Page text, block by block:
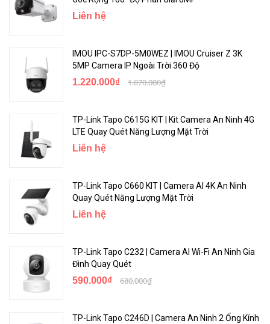
Chỉ cần kết nối máy ảnh của bạn qua cáp RJ45, sau đó nguồn điện
và truyền dữ liệu đều được giải quyết. Phần cứng chống nước bảo
vệ hiệu suất ổn định trong các tình huống ngoài trời.
Quản Lý và Lưu Trữ Linh Hoạt
Liên hệ
IMOU IPC-S7DP-5M0WEZ | IMOU Cruiser Z 3K
5MP Camera IP Ngoài Trời 360 Độ
1.220.000₫ 1.870.000₫
TP-Link Tapo C615G KIT | Kit Camera An Ninh 4G
LTE Quay Quét Năng Lượng Mặt Trời
Liên hệ
TP-Link Tapo C660 KIT | Camera AI 4K An Ninh
Quay Quét Năng Lượng Mặt Trời
Liên hệ
TP-Link Tapo C232 | Camera AI Wi-Fi An Ninh Gia
Đình Quay Quét
590.000₫ 680.000₫
TP-Link Tapo C246D | Camera An Ninh 2 Ống Kính